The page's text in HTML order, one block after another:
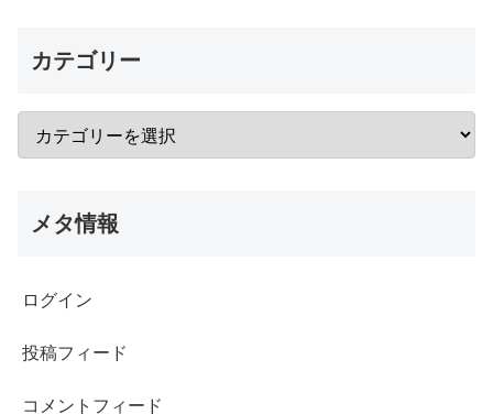
カテゴリー
メタ情報
ログイン
投稿フィード
コメントフィード